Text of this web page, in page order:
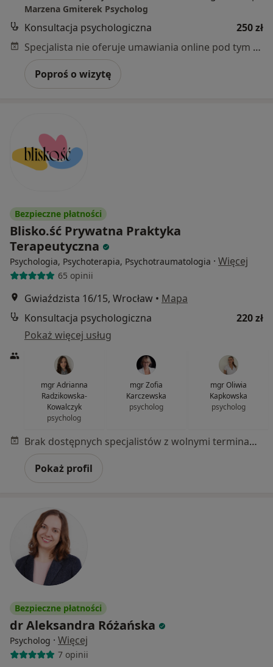
Marzena Gmiterek Psycholog
Konsultacja psychologiczna
250 zł
Specjalista nie oferuje umawiania online pod tym adresem.
Poproś o wizytę
Bezpieczne płatności
Blisko.ść Prywatna Praktyka
Terapeutyczna
Psychologia, Psychoterapia, Psychotraumatologia · Więcej
65 opinii
Gwiaździsta 16/15, Wrocław • Mapa
Konsultacja psychologiczna
220 zł
Pokaż więcej usług
mgr Adrianna
Radzikowska-
Kowalczyk
psycholog
mgr Zofia
Karczewska
psycholog
mgr Oliwia
Kapkowska
psycholog
Brak dostępnych specjalistów z wolnymi terminami w tym centrum medycznym.
Pokaż profil
Bezpieczne płatności
dr Aleksandra Różańska
Psycholog · Więcej
7 opinii